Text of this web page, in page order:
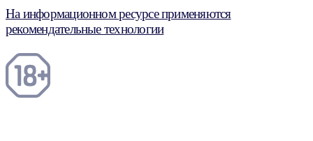
На информационном ресурсе применяются
рекомендательные технологии